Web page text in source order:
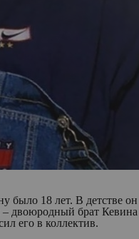
было 18 лет. В детстве он
– двоюродный брат Кевина
его в коллектив.